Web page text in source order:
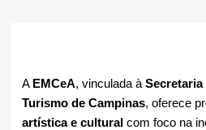
A EMCeA, vinculada à
Turismo de Campinas, oferece
artística e cultural com foco na